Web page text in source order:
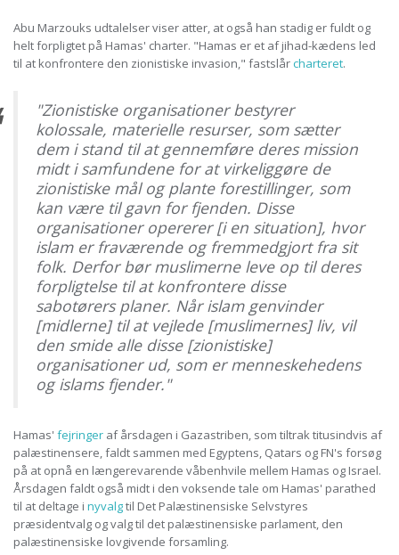
Abu Marzouks udtalelser viser atter, at også han stadig er fuldt og
helt forpligtet på Hamas' charter. "Hamas er et af jihad-kædens led
til at konfrontere den zionistiske invasion," fastslårcharteret.
"Zionistiske organisationer bestyrer
kolossale, materielle resurser, som sætter
dem i stand til at gennemføre deres mission
midt i samfundene for at virkeliggøre de
zionistiske mål og plante forestillinger, som
kan være til gavn for fjenden. Disse
organisationer opererer [i en situation], hvor
islam er fraværende og fremmedgjort fra sit
folk. Derfor bør muslimerne leve op til deres
forpligtelse til at konfrontere disse
sabotørers planer. Når islam genvinder
[midlerne] til at vejlede [muslimernes] liv, vil
den smide alle disse [zionistiske]
organisationer ud, som er menneskehedens
og islams fjender."
Hamas' fejringer af årsdagen i Gazastriben, som tiltrak titusindvis af
palæstinensere, faldt sammen med Egyptens, Qatars og FN's forsøg
på at opnå en længerevarende våbenhvile mellem Hamas og Israel.
Årsdagen faldt også midt i den voksende tale om Hamas' parathed
til at deltage i nyvalgtil Det Palæstinensiske Selvstyres
præsidentvalg og valg til det palæstinensiske parlament, den
palæstinensiske lovgivende forsamling.